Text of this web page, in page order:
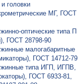
головки
МГ, ГОСТ
оптические типа П
ГОСТ 28798-90
малогабаритные
ГОСТ 14712-79
типа ИГП, ИГПВ,
ГОСТ 6933-81,